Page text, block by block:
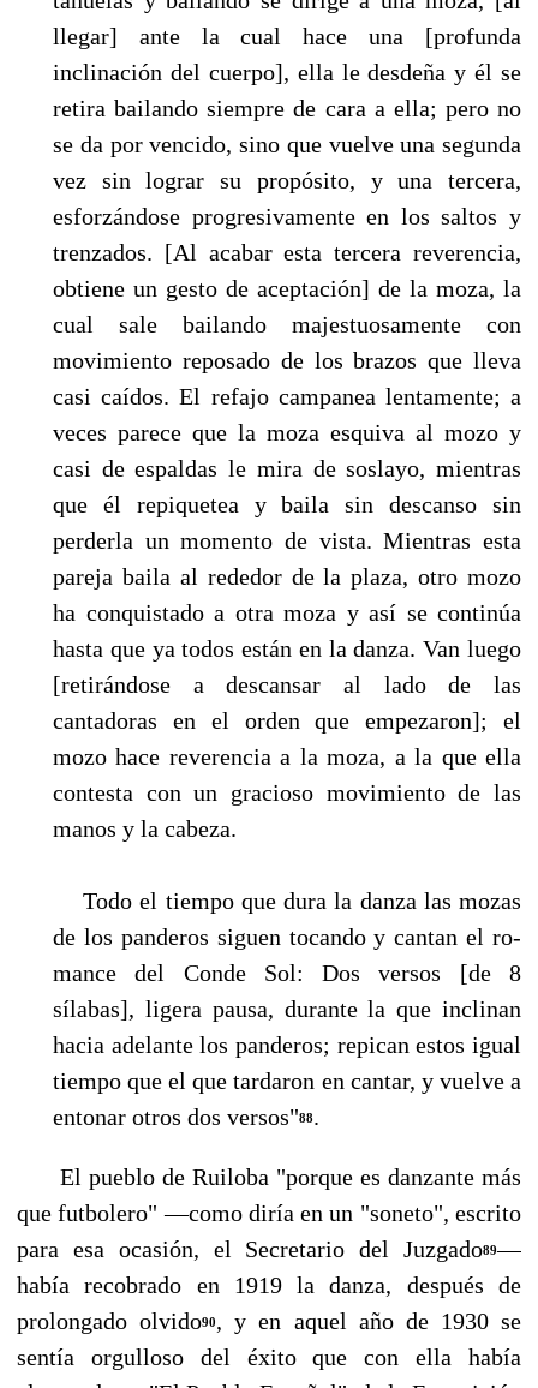
llegar] ante la cual hace una [profunda
inclinación del cuerpo], ella le desdeña y él se
retira bailando siempre de cara a ella; pero no
se da por ven­cido, sino que vuelve una segunda
vez sin lograr su propósito, y una tercera,
esforzándose pro­gresivamente en los saltos y
trenzados. [Al acabar esta tercera reverencia,
obtiene un gesto de aceptación] de la moza, la
cual sale bailando majestuosamente con
movimiento reposado de los brazos que lleva
casi caídos. El refajo campanea lentamente; a
veces parece que la moza esquiva al mozo y
casi de espaldas le mira de soslayo, mientras
que él repiquetea y baila sin descanso sin
perderla un momento de vista. Mientras esta
pareja baila al rededor de la plaza, otro mozo
ha conquistado a otra moza y así se continúa
hasta que ya todos están en la danza. Van luego
[re­tirándose a descansar al lado de las
cantadoras en el orden que empezaron]; el
mozo hace reve­rencia a la moza, a la que ella
contesta con un gracioso movimiento de las
manos y la cabeza.
Todo el tiempo que dura la danza las mozas
de los panderos siguen tocando y cantan el ro­
mance del Conde Sol: Dos versos [de 8
sílabas], ligera pausa, durante la que inclinan
hacia adelante los panderos; repican estos igual
tiempo que el que tardaron en cantar, y vuelve a
en­tonar otros dos versos"88.
El pueblo de Ruiloba "porque es danzante más
que futbolero" —como diría en un "soneto", escrito
para esa ocasión, el Secretario del Juzgado89—
había recobrado en 1919 la danza, des­pués de
prolongado olvido90, y en aquel año de 1930 se
sentía orgulloso del éxito que con ella había